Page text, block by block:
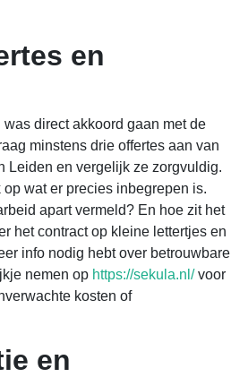
en
direct akkoord gaan met de
minstens drie offertes aan van
Leiden en vergelijk ze zorgvuldig.
op wat er precies inbegrepen is.
apart vermeld? En hoe zit het
het contract op kleine lettertjes en
info nodig hebt over betrouwbare
nemen op https://sekula.nl/voor
kosten of
en